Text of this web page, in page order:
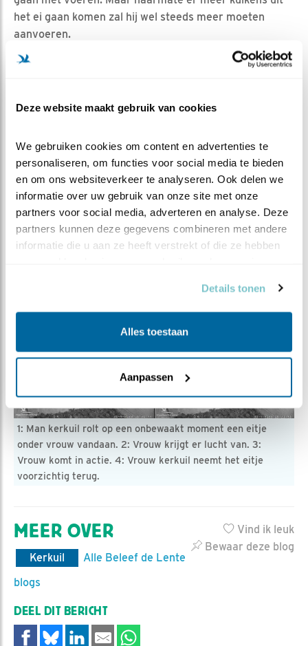
Deze website maakt gebruik van cookies
We gebruiken cookies om content en advertenties te
personaliseren, om functies voor social media te bieden
en om ons websiteverkeer te analyseren. Ook delen we
informatie over uw gebruik van onze site met onze
partners voor social media, adverteren en analyse. Deze
partners kunnen deze gegevens combineren met andere
informatie die u aan ze heeft verstrekt of die ze hebben
Details tonen
Alles toestaan
Aanpassen
het ei gaan komen zal hij wel steeds meer moeten
aanvoeren.
Eén ei uit, maar nog zes eieren te gaan! De komende
uitkomen. Het eerstvolgende kuiken wordt dan dus
grofweg in de nacht van maandag op dinsdag verwacht.
Maar iets eerder of later kan natuurlijk ook. Vast staat
in ieder geval dat het een drukke en prachtige tijd gaat
worden om mee te kijken, dus ga er goed voor zitten en
neem nog een extra bakje popcorn!
1: Man kerkuil rolt op een onbewaakt moment een eitje
onder vrouw vandaan. 2: Vrouw krijgt er lucht van. 3:
Vrouw komt in actie. 4: Vrouw kerkuil neemt het eitje
voorzichtig terug.
Vind ik leuk
Bewaar deze blog
MEER OVER
Kerkuil
Alle Beleef de Lente
blogs
DEEL DIT BERICHT